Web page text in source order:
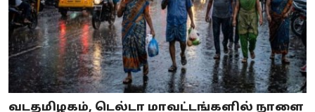
வடதமிழகம், டெல்டா மாவட்டங்களில் நாளை